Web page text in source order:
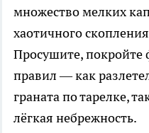
множество мелких
хаотичного
Просушите,
правил — как
граната по тарелке,
лёгкая небрежность.